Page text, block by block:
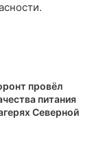
провёл
питания
Северной